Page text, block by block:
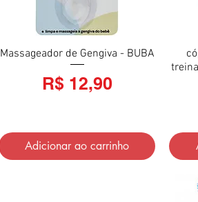
Visualização rápida
Massageador de Gengiva - BUBA
Preço
R$ 12,90
Adicionar ao carrinho